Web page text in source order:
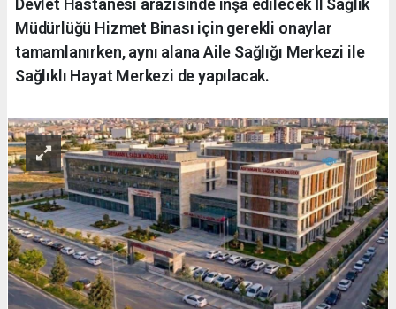
Devlet Hastanesi arazisinde inşa edilecek İl Sağlık
Müdürlüğü Hizmet Binası için gerekli onaylar
tamamlanırken, aynı alana Aile Sağlığı Merkezi ile
Sağlıklı Hayat Merkezi de yapılacak.